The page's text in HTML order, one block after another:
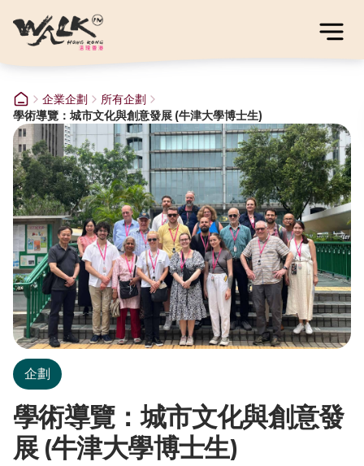
企業企劃
所有企劃
學術導覽：城市文化與創意發展 (牛津大學博士生)
企劃
學術導覽：城市文化與創意發
展 (牛津大學博士生)